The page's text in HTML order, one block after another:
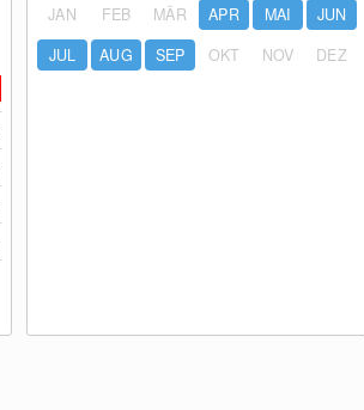
JAN FEB MÄR APR MAI
JUN
JUL
AUG SEP OKT NOV DEZ